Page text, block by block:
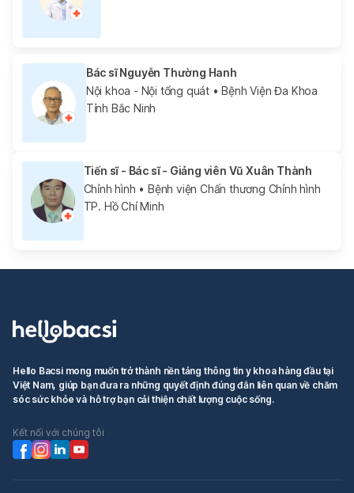
Bác sĩ Nguyễn Thường Hanh
Nội khoa - Nội tổng quát• Bệnh Viện Đa Khoa
Tỉnh Bắc Ninh
Tiến sĩ - Bác sĩ - Giảng viên Vũ Xuân Thành
Chỉnh hình • Bệnh viện Chấn thương Chỉnh hình
TP. Hồ Chí Minh
Hello Bacsi mong muốn trở thành nền tảng thông tin y khoa hàng đầu tại
Việt Nam, giúp bạn đưa ra những quyết định đúng đắn liên quan về chăm
sóc sức khỏe và hỗ trợ bạn cải thiện chất lượng cuộc sống.
Kết nối với chúng tôi